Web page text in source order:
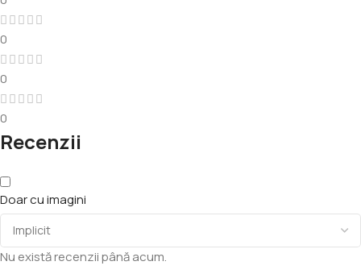
0
0
0
Recenzii
Doar cu imagini
Nu există recenzii până acum.